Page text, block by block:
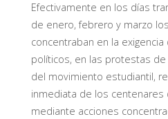
Efectivamente en los días
de enero, febrero y marzo
concentraban en la
políticos, en las protestas de
del movimiento estudiantil,
inmediata de los
mediante acciones